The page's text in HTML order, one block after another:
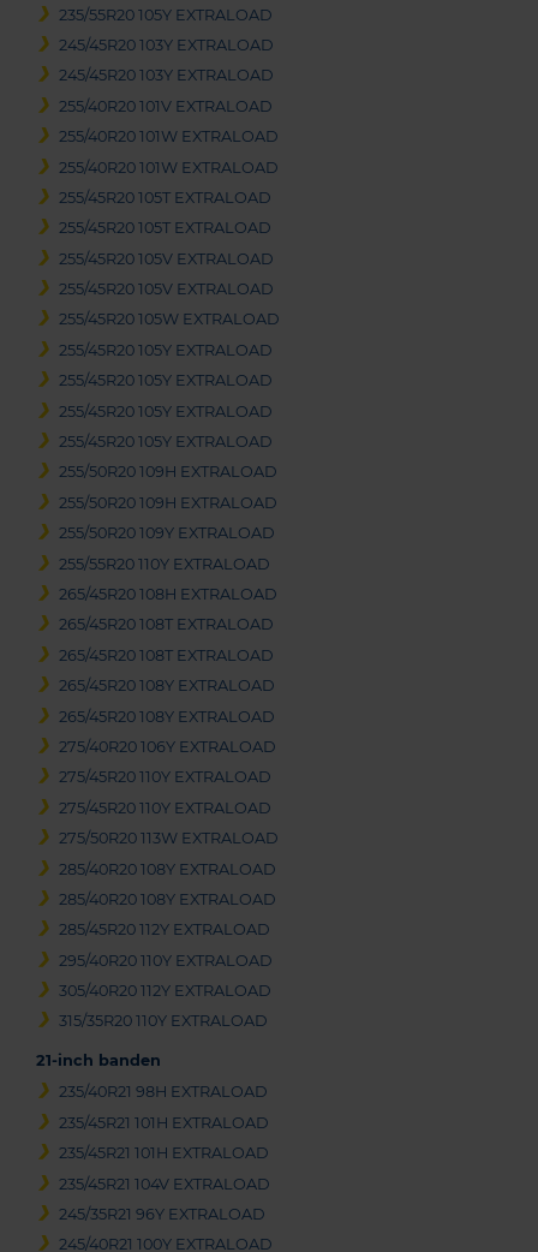
235/55R20 105Y EXTRALOAD
245/45R20 103Y EXTRALOAD
245/45R20 103Y EXTRALOAD
255/40R20 101V EXTRALOAD
255/40R20 101W EXTRALOAD
255/40R20 101W EXTRALOAD
255/45R20 105T EXTRALOAD
255/45R20 105T EXTRALOAD
255/45R20 105V EXTRALOAD
255/45R20 105V EXTRALOAD
255/45R20 105W EXTRALOAD
255/45R20 105Y EXTRALOAD
255/45R20 105Y EXTRALOAD
255/45R20 105Y EXTRALOAD
255/45R20 105Y EXTRALOAD
255/50R20 109H EXTRALOAD
255/50R20 109H EXTRALOAD
255/50R20 109Y EXTRALOAD
255/55R20 110Y EXTRALOAD
265/45R20 108H EXTRALOAD
265/45R20 108T EXTRALOAD
265/45R20 108T EXTRALOAD
265/45R20 108Y EXTRALOAD
265/45R20 108Y EXTRALOAD
275/40R20 106Y EXTRALOAD
275/45R20 110Y EXTRALOAD
275/45R20 110Y EXTRALOAD
275/50R20 113W EXTRALOAD
285/40R20 108Y EXTRALOAD
285/40R20 108Y EXTRALOAD
285/45R20 112Y EXTRALOAD
295/40R20 110Y EXTRALOAD
305/40R20 112Y EXTRALOAD
315/35R20 110Y EXTRALOAD
21-inch banden
235/40R21 98H EXTRALOAD
235/45R21 101H EXTRALOAD
235/45R21 101H EXTRALOAD
235/45R21 104V EXTRALOAD
245/35R21 96Y EXTRALOAD
245/40R21 100Y EXTRALOAD